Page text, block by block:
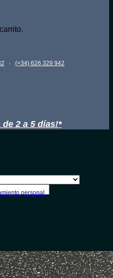
· (+34) 626 329 942
de 2 a 5 días!*
personal